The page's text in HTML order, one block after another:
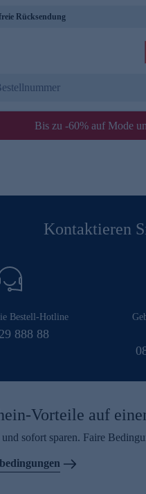
Rücksendung
Bis zu -60% auf Mode
Kontaktieren
Bestell-Hotline
888 88
Vorteile auf
sofort sparen. Faire